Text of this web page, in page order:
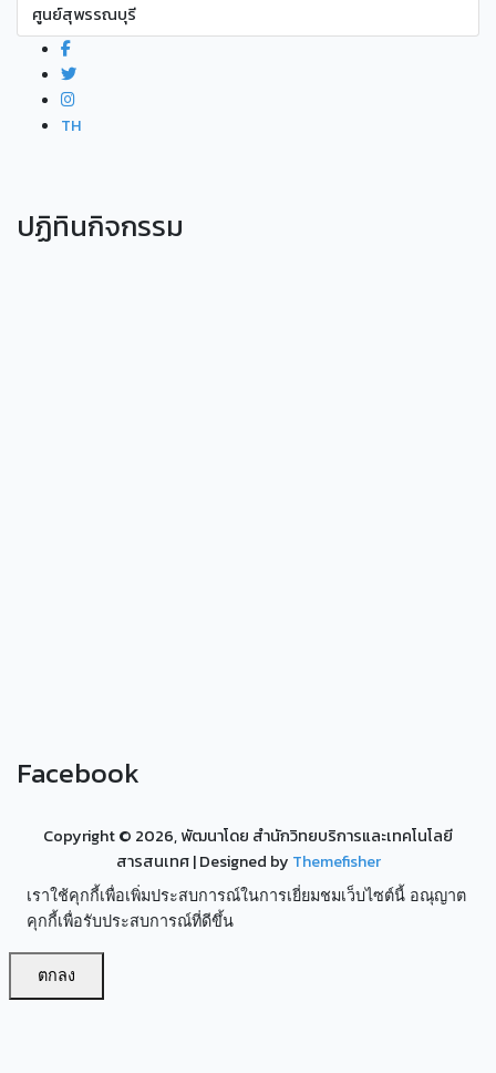
ศูนย์สุพรรณบุรี
TH
ปฏิทินกิจกรรม
Facebook
Copyright © 2026, พัฒนาโดย สำนักวิทยบริการและเทคโนโลยี
สารสนเทศ| Designed by Themefisher
เราใช้คุกกี้เพื่อเพิ่มประสบการณ์ในการเยี่ยมชมเว็บไซต์นี้ อณุญาต
คุกกี้เพื่อรับประสบการณ์ที่ดีขึ้น
ตกลง